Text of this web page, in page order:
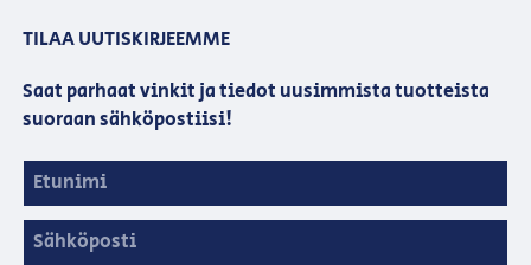
TILAA UUTISKIRJEEMME
Saat parhaat vinkit ja tiedot uusimmista tuotteista
suoraan sähköpostiisi!